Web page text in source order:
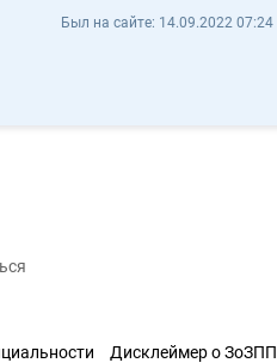
- Отзывы
Был на сайте: 14.09.2022 07:24
Дисклеймер о ЗоЗПП